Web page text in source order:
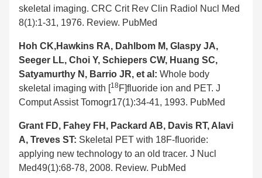
skeletal imaging. CRC Crit Rev Clin Radiol Nucl Med
8(1):1-31, 1976. Review. PubMed
Hoh CK,Hawkins RA, Dahlbom M, Glaspy JA,
Seeger LL, Choi Y, Schiepers CW, Huang SC,
Satyamurthy N, Barrio JR, et al: Whole body
skeletal imaging with [18F]fluoride ion and PET. J
Comput Assist Tomogr17(1):34-41, 1993. PubMed
Grant FD, Fahey FH, Packard AB, Davis RT, Alavi
A, Treves ST: Skeletal PET with 18F-fluoride:
applying new technology to an old tracer. J Nucl
Med49(1):68-78, 2008. Review. PubMed